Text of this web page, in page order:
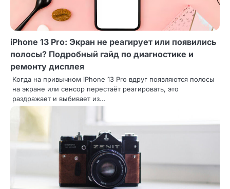
а
п
и
с
iPhone 13 Pro: Экран не реагирует или появились
полосы? Подробный гайд по диагностике и
ремонту дисплея
Когда на привычном iPhone 13 Pro вдруг появляются полосы
на экране или сенсор перестаёт реагировать, это
раздражает и выбивает из…